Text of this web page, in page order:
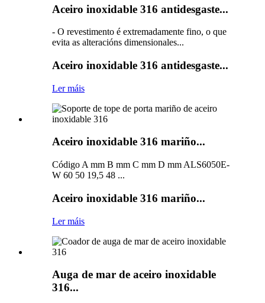
Aceiro inoxidable 316 antidesgaste...
- O revestimento é extremadamente fino, o que
evita as alteracións dimensionales...
Aceiro inoxidable 316 antidesgaste...
Ler máis
Aceiro inoxidable 316 mariño...
Código A mm B mm C mm D mm ALS6050E-
W 60 50 19,5 48 ...
Aceiro inoxidable 316 mariño...
Ler máis
Auga de mar de aceiro inoxidable
316...